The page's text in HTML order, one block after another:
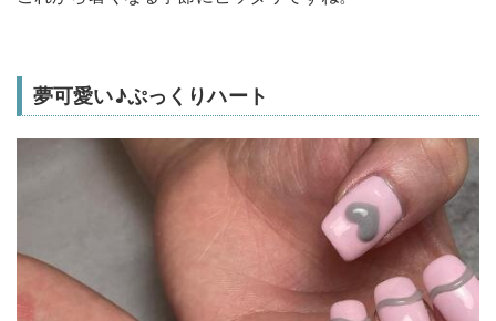
夢可愛い♪ぷっくりハート